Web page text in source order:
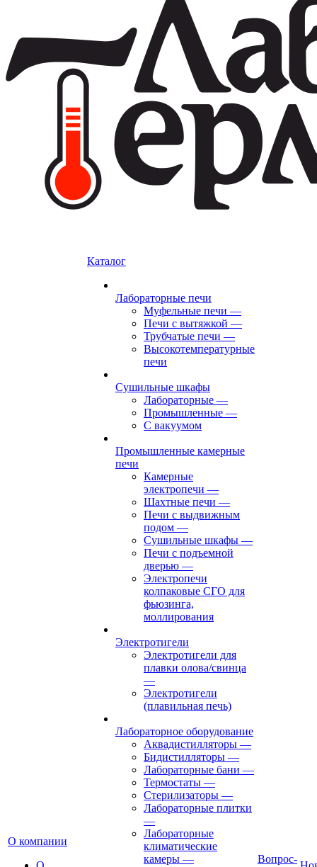
О компании
Каталог
Лабораторные печи
Муфельные печи —
Печи с вытяжкой —
Трубчатые печи —
Высокотемпературные
печи
Сушильные шкафы
Лабораторные —
Промышленные —
С вакуумом
Промышленные камерные
печи
Камерные
электропечи —
Шахтные печи —
Печи с выдвижным
подом —
Сушильные шкафы —
Печи с подъемной
дверью —
Электропечи
колпаковые СГО для
фьюзинга,
моллирования
Электротигели
Электротигели для
плавки олова/свинца
—
Электротигели
(плавильная печь)
Лабораторное оборудование
Аквадистилляторы —
Бидистилляторы —
Лабораторные бани —
Термостаты —
Стерилизаторы —
Лабораторные плитки
—
Лабораторные
климатические
камеры —
Вопрос-